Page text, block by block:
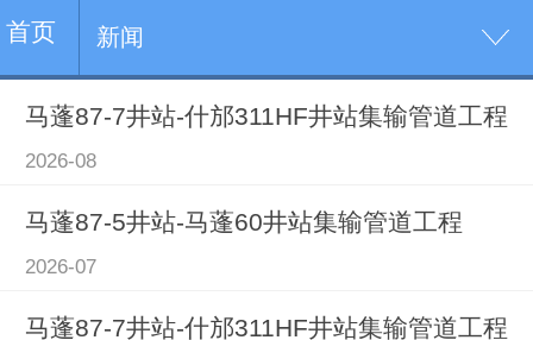
首页 新闻
马蓬87-7井站-什邡311HF井站集输管道工程
2026-08
马蓬87-5井站-马蓬60井站集输管道工程
2026-07
马蓬87-7井站-什邡311HF井站集输管道工程